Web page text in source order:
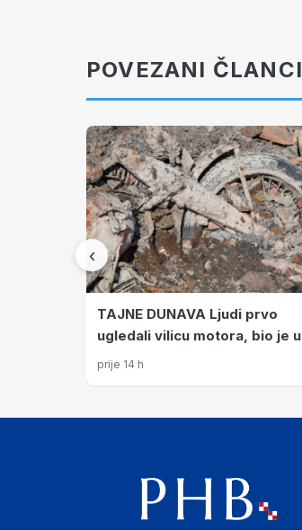
POVEZANI ČLANCI
‹
TAJNE DUNAVA Ljudi prvo
ugledali vilicu motora, bio je u
mulju, a pored je otkriven još
prije 14 h